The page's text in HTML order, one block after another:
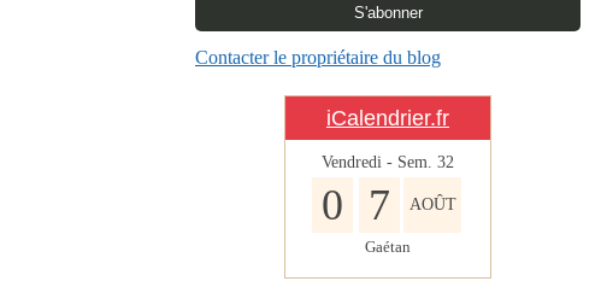
Contacter le propriétaire du blog
iCalendrier.fr
Vendredi - Sem. 32
0 7 AOÛT
Gaétan